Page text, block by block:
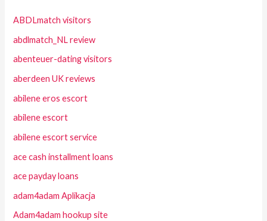
ABDLmatch visitors
abdlmatch_NL review
abenteuer-dating visitors
aberdeen UK reviews
abilene eros escort
abilene escort
abilene escort service
ace cash installment loans
ace payday loans
adam4adam Aplikacja
Adam4adam hookup site